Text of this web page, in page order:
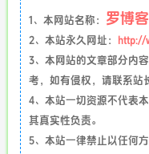
1、本网站名称： 罗博客
2、本站永久网址：
http://
3、本网站的文章部分内
考，如有侵权，请联系站
4、本站一切资源不代表
其真实性负责。
5、本站一律禁止以任何